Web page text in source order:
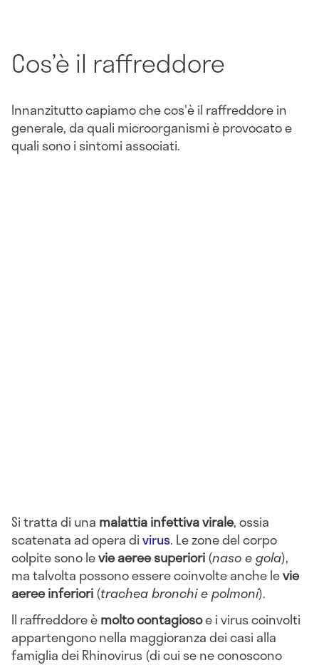
Cos’è il raffreddore
Innanzitutto capiamo che cos'è il raffreddore in
generale, da quali microorganismi è provocato e
quali sono i sintomi associati.
Si tratta di una malattia infettiva virale, ossia
scatenata ad opera divirus. Le zone del corpo
colpite sono levie aeree superiori(naso e gola),
ma talvolta possono essere coinvolte anche levie
aeree inferiori(trachea bronchi e polmoni).
Il raffreddore èmolto contagiosoe i virus coinvolti
appartengono nella maggioranza dei casi alla
famiglia dei Rhinovirus (di cui se ne conoscono